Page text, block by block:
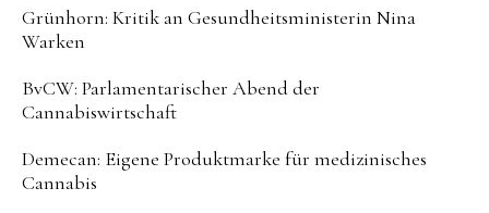
Grünhorn: Kritik an Gesundheitsministerin Nina
Warken
BvCW: Parlamentarischer Abend der
Cannabiswirtschaft
Demecan: Eigene Produktmarke für medizinisches
Cannabis